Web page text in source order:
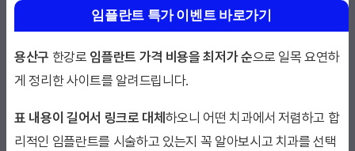
임플란트 특가 이벤트 바로가기
용산구 한강로 임플란트 가격 비용을 최저가 순으로 일목 요연하
게 정리한 사이트를 알려드립니다.
표 내용이 길어서 링크로 대체 하오니 어떤 치과에서 저렴하고 합
리적인 임플란트를 시술하고 있는지 꼭 알아보시고 치과를 선택